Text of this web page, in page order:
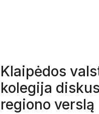
Klaipėdos
kolegija
regiono verslą